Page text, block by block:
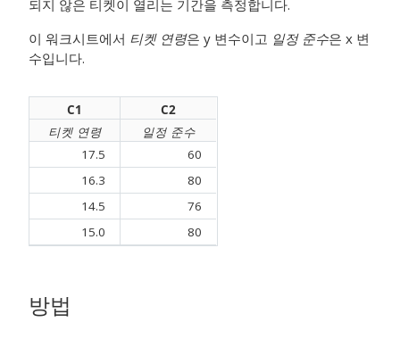
되지 않은 티켓이 열리는 기간을 측정합니다.
이 워크시트에서 티켓 연령은 y 변수이고 일정 준수은 x 변
수입니다.
C1
C2
티켓 연령
일정 준수
17.5
60
16.3
80
14.5
76
15.0
80
방법